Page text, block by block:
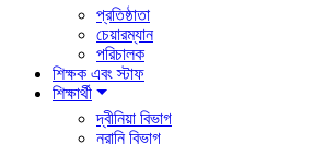
প্রতিষ্ঠাতা
চেয়ারম্যান
পরিচালক
শিক্ষক এবং স্টাফ
শিক্ষার্থী
দ্বীনিয়া বিভাগ
নুরানি বিভাগ